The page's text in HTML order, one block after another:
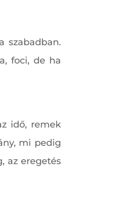
szabadban.
foci, de ha
idő, remek
mi pedig
az eregetés